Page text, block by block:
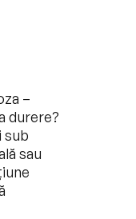
–
durere?
sub
sau